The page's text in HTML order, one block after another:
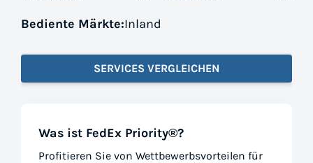
Bediente Märkte:Inland
SERVICES VERGLEICHEN
Was ist FedEx Priority®?
Profitieren Sie von Wettbewerbsvorteilen für